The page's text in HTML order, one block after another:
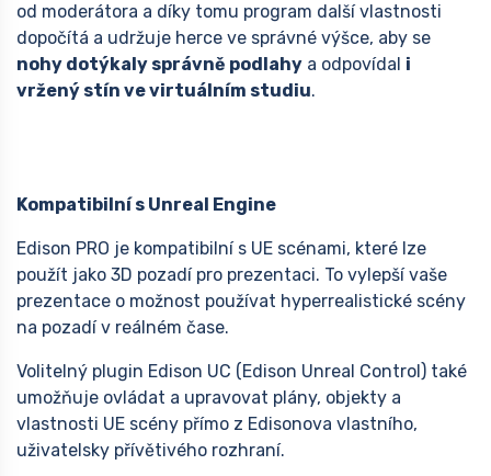
od moderátora a díky tomu program další vlastnosti
dopočítá a udržuje herce ve správné výšce, aby se
nohy dotýkaly správně podlahy a odpovídal i
vržený stín ve virtuálním studiu.
Kompatibilní s Unreal Engine
Edison PRO je kompatibilní s UE scénami, které lze
použít jako 3D pozadí pro prezentaci. To vylepší vaše
prezentace o možnost používat hyperrealistické scény
na pozadí v reálném čase.
Volitelný plugin Edison UC (Edison Unreal Control) také
umožňuje ovládat a upravovat plány, objekty a
vlastnosti UE scény přímo z Edisonova vlastního,
uživatelsky přívětivého rozhraní.